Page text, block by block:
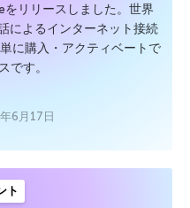
リリースしました。世界
によるインターネット接続
に購入・アクティベートで
です。
6月17日
ト